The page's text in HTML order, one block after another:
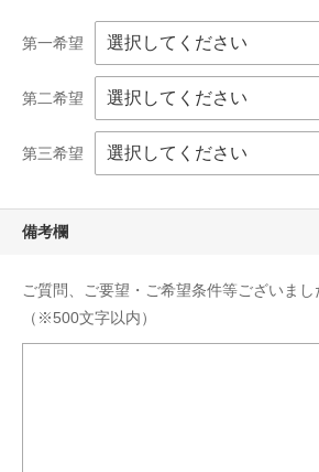
第一希望
第二希望
第三希望
備考欄
ご質問、ご要望・ご希望条件等ございまし
（※500文字以内）